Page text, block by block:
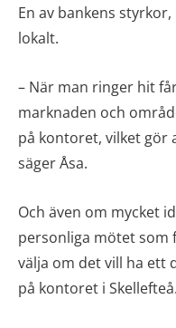
En av bankens
lokalt.
– När man ringer hit
marknaden och
på kontoret, vilket gör
säger Åsa.
Och även om mycket
personliga mötet som
välja om det vill ha ett
på kontoret i Skellefteå.